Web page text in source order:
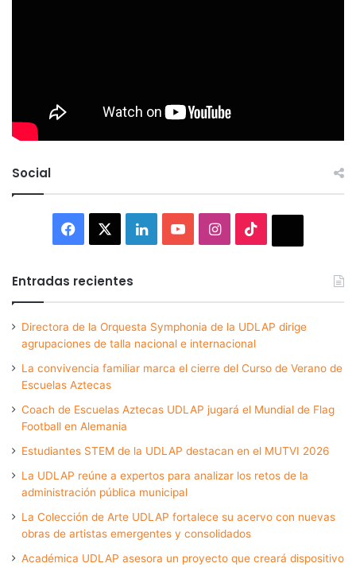
Social
Facebook LinkedInYouTubeInstagram
Entradas recientes
Directora de la Orquesta Symphonia de la UDLAP dirige
agrupaciones de talla nacional e internacional
La convivencia familiar marca el cierre del Curso de Verano de
Escuelas Aztecas
Coach de Escuelas Aztecas UDLAP jugará el Mundial de Flag
Football en Alemania
Estudiantes STEM de la UDLAP destacan en el MUTVI 2026
La UDLAP reúne a expertos para analizar los retos de la
administración pública municipal
La Colección de Arte UDLAP fortalece su acervo con nuevas
obras de artistas emergentes y consolidados
Académica UDLAP asesora un proyecto que creará dispositivo